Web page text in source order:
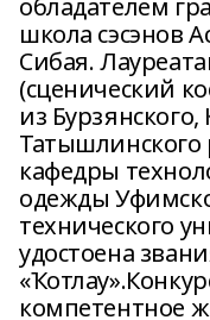
обладателем
школа сэсэнов
Сибая.
(сценический
из
Татышлинского
кафедры
одежды
технического
удостоена
компетентное